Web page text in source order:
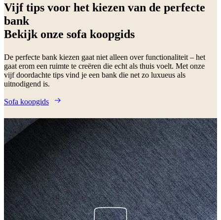
Vijf tips voor het kiezen van de perfecte
bank
Bekijk onze sofa koopgids
De perfecte bank kiezen gaat niet alleen over functionaliteit – het
gaat erom een ruimte te creëren die echt als thuis voelt. Met onze
vijf doordachte tips vind je een bank die net zo luxueus als
uitnodigend is.
Sofa koopgids